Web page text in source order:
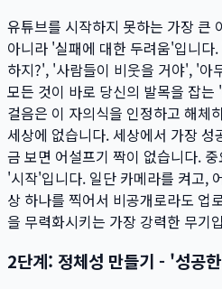
유튜브를 시작하지 못하는 가장 큰
아니라 '실패에 대한 두려움'입니다
하지?', '사람들이 비웃을 거야', '아
모든 것이 바로 당신의 발목을 잡
걸음은 이 자의식을 인정하고 해체
세상에 없습니다. 세상에서 가장 성
금 보면 어설프기 짝이 없습니다.
'시작'입니다. 일단 카메라를 켜고,
상 하나를 찍어서 비공개로라도 업
을 무력화시키는 가장 강력한 무기
2단계: 정체성 만들기 - '성공